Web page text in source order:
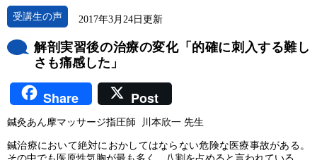
受講生の声 2017年3月24日更新
解剖実習後の治療の変化「的確に刺入する難し
さも痛感した」
Share Post
鍼灸あん摩マッサージ指圧師 川本欣一 先生
鍼治療において絶対におかしてはならない危険な医療事故がある。